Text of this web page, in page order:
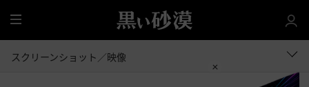
全
体
スクリーンショット／映像